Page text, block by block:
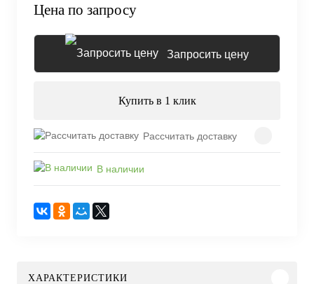
Цена по запросу
Запросить цену
Купить в 1 клик
Рассчитать доставку
В наличии
ХАРАКТЕРИСТИКИ